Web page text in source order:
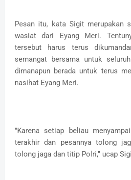
Pesan itu, kata Sigit merupakan
wasiat dari Eyang Meri.
tersebut harus terus
semangat bersama untuk
dimanapun berada untuk terus
nasihat Eyang Meri.
"Karena setiap beliau
terakhir dan pesannya tolong
tolong jaga dan titip Polri," ucap